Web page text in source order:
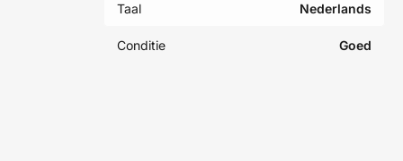
Taal Nederlands
Conditie Goed